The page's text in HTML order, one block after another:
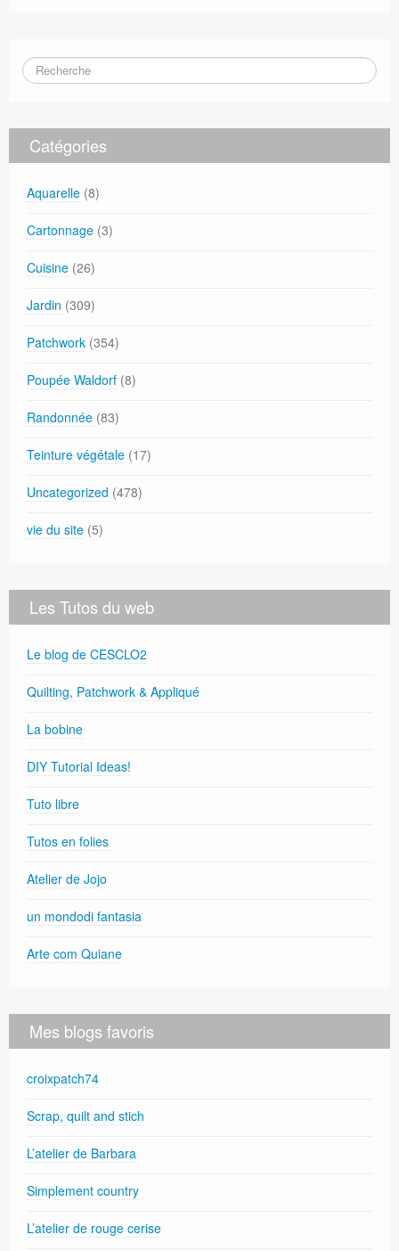
Catégories
Aquarelle (8)
Cartonnage (3)
Cuisine (26)
Jardin (309)
Patchwork (354)
Poupée Waldorf (8)
Randonnée (83)
Teinture végétale (17)
Uncategorized (478)
vie du site (5)
Les Tutos du web
Le blog de CESCLO2
Quilting, Patchwork & Appliqué
La bobine
DIY Tutorial Ideas!
Tuto libre
Tutos en folies
Atelier de Jojo
un mondodi fantasia
Arte com Quiane
Mes blogs favoris
croixpatch74
Scrap, quilt and stich
L’atelier de Barbara
Simplement country
L’atelier de rouge cerise